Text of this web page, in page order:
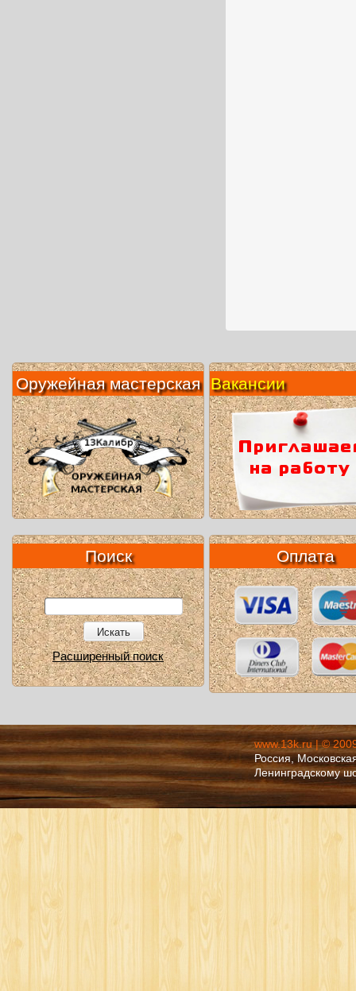
Оружейная мастерскаяВакансии
Поиск
Искать
Расширенный поиск
Оплата
www.13k.ru | ©
Россия,
Ленинградскому